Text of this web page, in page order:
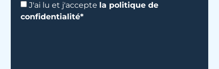
J'ai lu et j'accepte la politique de
confidentialité*